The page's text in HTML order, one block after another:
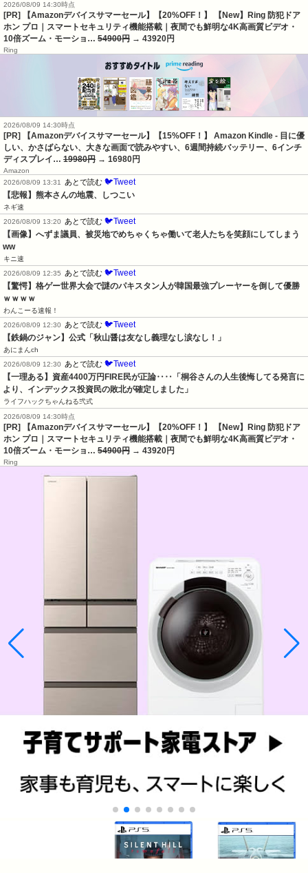
2026/08/09 14:30時点
[PR] 【Amazonデバイスサマーセール】【20%OFF！】 【New】Ring 防犯ドア
ホン プロ｜スマートセキュリティ機能搭載｜夜間でも鮮明な4K高画質ビデオ・
10倍ズーム・モーショ… 54900円 → 43920円
Ring
2026/08/09 14:30時点
[PR] 【Amazonデバイスサマーセール】【15%OFF！】 Amazon Kindle - 目に優
しい、かさばらない、大きな画面で読みやすい、6週間持続バッテリー、6インチ
ディスプレイ… 19980円 → 16980円
Amazon
2026/08/09 13:31
あとで読む 🐦Tweet
【悲報】熊本さんの地震、しつこい
ネギ速
2026/08/09 13:20
あとで読む 🐦Tweet
【画像】へずま議員、被災地でめちゃくちゃ働いて老人たちを笑顔にしてしまう
ww
キニ速
2026/08/09 12:35
あとで読む 🐦Tweet
【驚愕】格ゲー世界大会で謎のパキスタン人が韓国最強プレーヤーを倒して優勝
ｗｗｗｗ
わんこーる速報！
2026/08/09 12:30
あとで読む 🐦Tweet
【鉄鍋のジャン】公式「秋山醤は友なし義理なし涙なし！」
あにまんch
2026/08/09 12:30
あとで読む 🐦Tweet
【一理ある】資産4400万円FIRE民が正論‥‥「桐谷さんの人生後悔してる発言に
より、インデックス投資民の敗北が確定しました」
ライフハックちゃんねる弐式
2026/08/09 14:30時点
[PR] 【Amazonデバイスサマーセール】【20%OFF！】 【New】Ring 防犯ドア
ホン プロ｜スマートセキュリティ機能搭載｜夜間でも鮮明な4K高画質ビデオ・
10倍ズーム・モーショ… 54900円 → 43920円
Ring